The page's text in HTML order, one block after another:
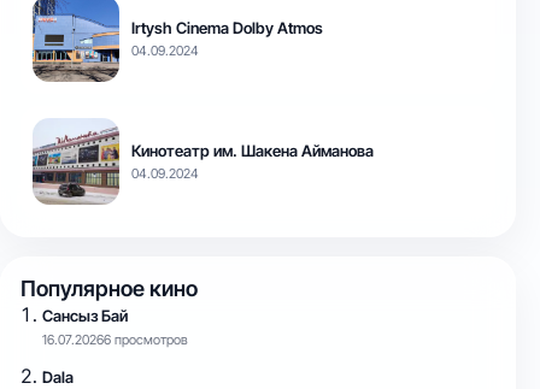
Irtysh Cinema Dolby Atmos
04.09.2024
Кинотеатр им. Шакена Айманова
04.09.2024
Популярное кино
Сансыз Бай
16.07.20266 просмотров
Dala